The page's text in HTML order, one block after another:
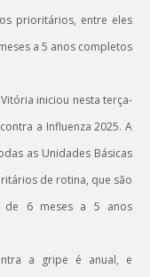
prioritários, entre eles
a 5 anos completos
iniciou nesta terça-
a Influenza 2025. A
as Unidades Básicas
de rotina, que são
de 6 meses a 5 anos
a gripe é anual, e